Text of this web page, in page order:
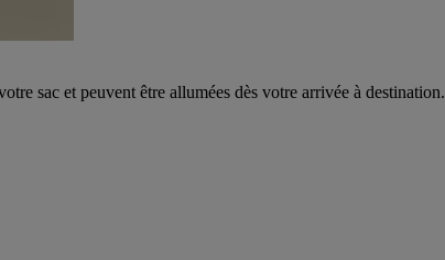
sac et peuvent être allumées dès votre arrivée à destination.